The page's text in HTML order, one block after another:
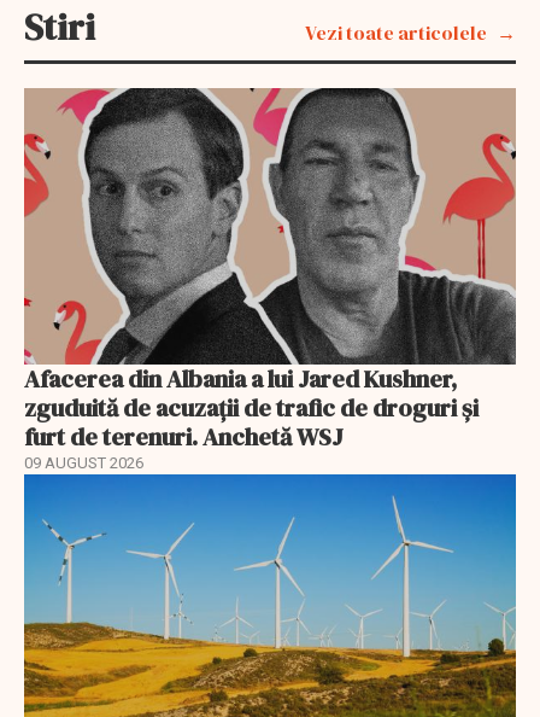
Stiri Vezi toate articolele
Afacerea din Albania a lui Jared Kushner,
zguduită de acuzații de trafic de droguri și
furt de terenuri. Anchetă WSJ
09 AUGUST 2026